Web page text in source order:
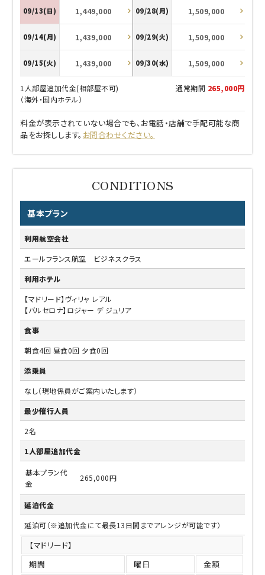
基本プラン
利用航空会社
エールフランス航空 ビジネスクラス
利用ホテル
【マドリード】ヴィリャ レアル
【バルセロナ】ロジャー デ ジュリア
食事
朝食4回 昼食0回 夕食0回
添乗員
なし（現地係員がご案内いたします）
最少催行人員
2名
1人部屋追加代金
基本プラン代
金
265,000円
延泊代金
延泊可（※追加代金にて最長13日間までアレンジが可能です）
【マドリード】
期間
曜日 金額
09/13(日) 1,449,000
09/14(月) 1,439,000
09/15(火) 1,439,000
09/28(月) 1,509,000
09/29(火) 1,509,000
09/30(水) 1,509,000
1人部屋追加代金(相部屋不可)
（海外・国内ホテル）
通常期間 265,000円
料金が表示されていない場合でも、お電話・店舗で手配可能な商
品をお探しします。 お問合わせください。